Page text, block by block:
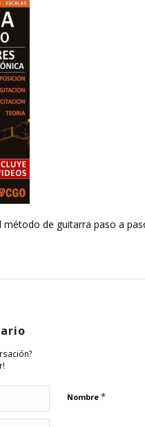
método de guitarra paso a
Nombre *